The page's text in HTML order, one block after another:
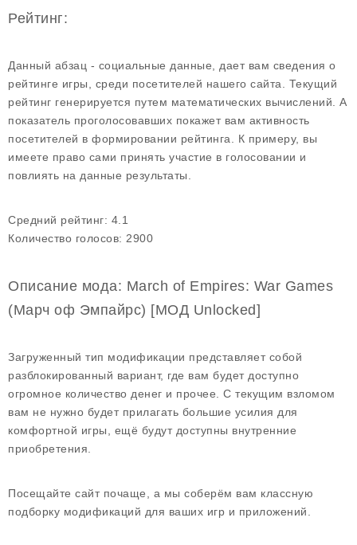
Рейтинг:
Данный абзац - социальные данные, дает вам сведения о
рейтинге игры, среди посетителей нашего сайта. Текущий
рейтинг генерируется путем математических вычислений. А
показатель проголосовавших покажет вам активность
посетителей в формировании рейтинга. К примеру, вы
имеете право сами принять участие в голосовании и
повлиять на данные результаты.
Средний рейтинг: 4.1
Количество голосов: 2900
Описание мода: March of Empires: War Games
(Марч оф Эмпайрс) [МОД Unlocked]
Загруженный тип модификации представляет собой
разблокированный вариант, где вам будет доступно
огромное количество денег и прочее. С текущим взломом
вам не нужно будет прилагать большие усилия для
комфортной игры, ещё будут доступны внутренние
приобретения.
Посещайте сайт почаще, а мы соберём вам классную
подборку модификаций для ваших игр и приложений.